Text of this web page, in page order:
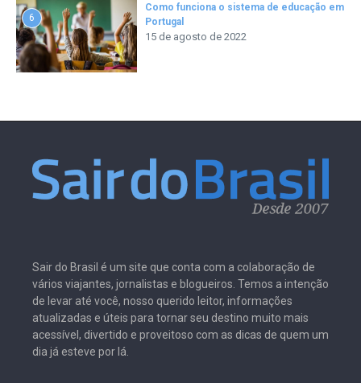
6
Como funciona o sistema de educação em
Portugal
15 de agosto de 2022
Sair do Brasil é um site que conta com a colaboração de
vários viajantes, jornalistas e blogueiros. Temos a intenção
de levar até você, nosso querido leitor, informações
atualizadas e úteis para tornar seu destino muito mais
acessível, divertido e proveitoso com as dicas de quem um
dia já esteve por lá.